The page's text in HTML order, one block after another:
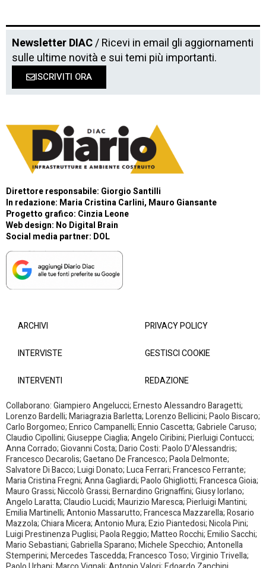
Newsletter DIAC/ Ricevi in email gli aggiornamenti
sulle ultime novità e sui temi più importanti.
ISCRIVITI ORA
Direttore responsabile: Giorgio Santilli
In redazione: Maria Cristina Carlini, Mauro Giansante
Progetto grafico: Cinzia Leone
Web design: No Digital Brain
Social media partner: DOL
ARCHIVI
INTERVISTE
INTERVENTI
PRIVACY POLICY
GESTISCI COOKIE
REDAZIONE
Collaborano: Giampiero Angelucci; Ernesto Alessandro Baragetti;
Lorenzo Bardelli; Mariagrazia Barletta; Lorenzo Bellicini; Paolo Biscaro;
Carlo Borgomeo; Enrico Campanelli; Ennio Cascetta; Gabriele Caruso;
Claudio Cipollini; Giuseppe Ciaglia; Angelo Ciribini; Pierluigi Contucci;
Anna Corrado; Giovanni Costa; Dario Costi: Paolo D’Alessandris;
Francesco Decarolis; Gaetano De Francesco; Paola Delmonte;
Salvatore Di Bacco; Luigi Donato; Luca Ferrari; Francesco Ferrante;
Maria Cristina Fregni; Anna Gagliardi; Paolo Ghigliotti; Francesca Gioia;
Mauro Grassi; Niccolò Grassi; Bernardino Grignaffini; Giusy Iorlano;
Angelo Laratta; Claudio Lucidi; Maurizio Maresca; Pierluigi Mantini;
Emilia Martinelli; Antonio Massarutto; Francesca Mazzarella; Rosario
Mazzola; Chiara Micera; Antonio Mura; Ezio Piantedosi; Nicola Pini;
Luigi Prestinenza Puglisi; Paola Reggio; Matteo Rocchi; Emilio Sacchi;
Mario Sebastiani; Gabriella Sparano; Michele Specchio; Antonella
Stemperini; Mercedes Tascedda; Francesco Toso; Virginio Trivella;